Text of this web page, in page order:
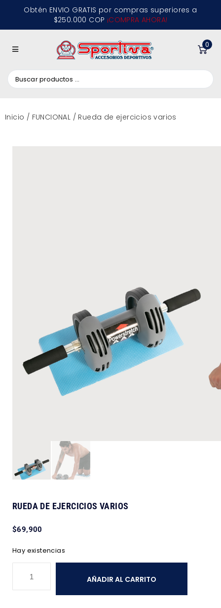
Obtén ENVIO GRATIS por compras superiores a
$250.000 COP ¡COMPRA AHORA!
0
Inicio / FUNCIONAL / Rueda de ejercicios varios
RUEDA DE EJERCICIOS VARIOS
$69,900
Hay existencias
AÑADIR AL CARRITO